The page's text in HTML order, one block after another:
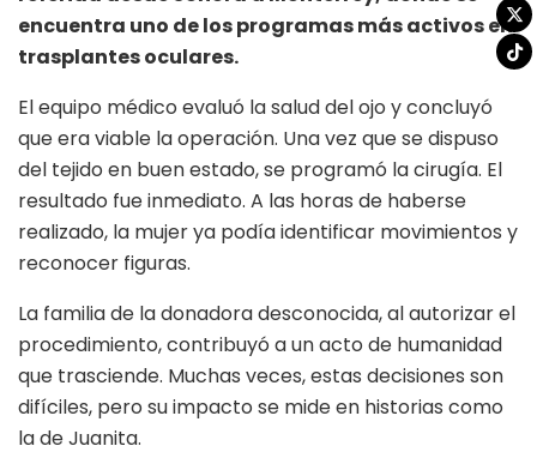
encuentra uno de los programas más activos en
trasplantes oculares.
El equipo médico evaluó la salud del ojo y concluyó
que era viable la operación. Una vez que se dispuso
del tejido en buen estado, se programó la cirugía. El
resultado fue inmediato. A las horas de haberse
realizado, la mujer ya podía identificar movimientos y
reconocer figuras.
La familia de la donadora desconocida, al autorizar el
procedimiento, contribuyó a un acto de humanidad
que trasciende. Muchas veces, estas decisiones son
difíciles, pero su impacto se mide en historias como
la de Juanita.